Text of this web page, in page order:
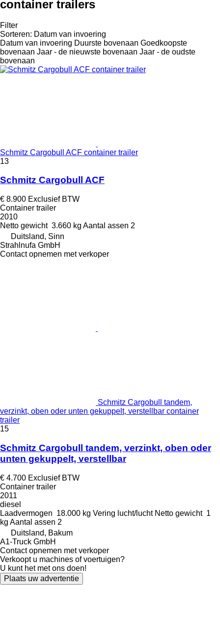
container trailers
Filter
Sorteren: Datum van invoering
Datum van invoering Duurste bovenaan Goedkoopste
bovenaan Jaar - de nieuwste bovenaan Jaar - de oudste
bovenaan
Schmitz Cargobull ACF container trailer
13
Schmitz Cargobull ACF
€ 8.900 Exclusief BTW
Container trailer
2010
Netto gewicht 3.660 kg Aantal assen 2
Duitsland, Sinn
Strahlnufa GmbH
Contact opnemen met verkoper
Schmitz Cargobull tandem,
verzinkt, oben oder unten gekuppelt, verstellbar container
trailer
15
Schmitz Cargobull tandem, verzinkt, oben oder
unten gekuppelt, verstellbar
€ 4.700 Exclusief BTW
Container trailer
2011
diesel
Laadvermogen 18.000 kg Vering lucht/lucht Netto gewicht 1
kg Aantal assen 2
Duitsland, Bakum
A1-Truck GmbH
Contact opnemen met verkoper
Verkoopt u machines of voertuigen?
U kunt het met ons doen!
Plaats uw advertentie